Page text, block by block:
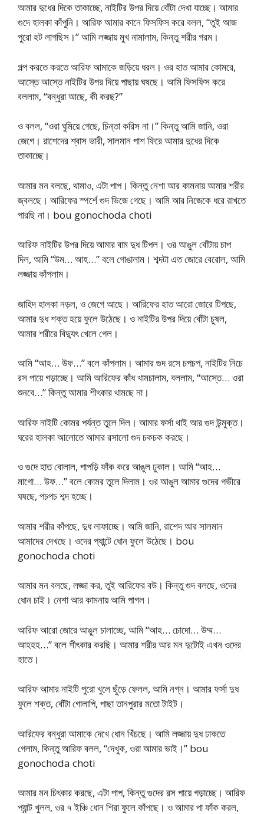
আমার দুধের দিকে তাকাচ্ছে, নাইটির উপর দিয়ে বোঁটা দেখা যাচ্ছে। আমার
গুদে হালকা কাঁপুনি। আরিফ আমার কানে ফিসফিস করে বলল, “তুই আজ
পুরো হট লাগছিস।” আমি লজ্জায় মুখ নামালাম, কিন্তু শরীর গরম।
গল্প করতে করতে আরিফ আমাকে জড়িয়ে ধরল। ওর হাত আমার কোমরে,
আস্তে আস্তে নাইটির উপর দিয়ে পাছায় ঘষছে। আমি ফিসফিস করে
বললাম, “বন্ধুরা আছে, কী করছ?”
ও বলল, “ওরা ঘুমিয়ে গেছে, চিন্তা করিস না।” কিন্তু আমি জানি, ওরা
জেগে। রাশেদের শ্বাস ভারী, সালমান পাশ ফিরে আমার দুধের দিকে
তাকাচ্ছে।
আমার মন বলছে, থামাও, এটা পাপ। কিন্তু নেশা আর কামনায় আমার শরীর
জ্বলছে। আরিফের স্পর্শে গুদ ভিজে গেছে। আমি আর নিজেকে ধরে রাখতে
পারছি না। bou gonochoda choti
আরিফ নাইটির উপর দিয়ে আমার বাম দুধ টিপল। ওর আঙুল বোঁটায় চাপ
দিল, আমি “উম… আহ…” বলে গোঙালাম। শব্দটা এত জোরে বেরোল, আমি
লজ্জায় কাঁপলাম।
জাহিদ হালকা নড়ল, ও জেগে আছে। আরিফের হাত আরো জোরে টিপছে,
আমার দুধ শক্ত হয়ে ফুলে উঠেছে। ও নাইটির উপর দিয়ে বোঁটা চুষল,
আমার শরীরে বিদ্যুৎ খেলে গেল।
আমি “আহ… উফ…” বলে কাঁপলাম। আমার গুদ রসে চপচপ, নাইটির নিচে
রস পায়ে গড়াচ্ছে। আমি আরিফের কাঁধ খামচালাম, বললাম, “আস্তে… ওরা
শুনবে…” কিন্তু আমার শীৎকার থামছে না।
আরিফ নাইটি কোমর পর্যন্ত তুলে দিল। আমার ফর্সা থাই আর গুদ উন্মুক্ত।
ঘরের হালকা আলোতে আমার রসালো গুদ চকচক করছে।
ও গুদে হাত বোলাল, পাপড়ি ফাঁক করে আঙুল ঢুকাল। আমি “আহ…
মাগো… উফ…” বলে কোমর তুলে দিলাম। ওর আঙুল আমার গুদের গভীরে
ঘষছে, পচপচ শব্দ হচ্ছে।
আমার শরীর কাঁপছে, দুধ লাফাচ্ছে। আমি জানি, রাশেদ আর সালমান
আমাদের দেখছে। ওদের প্যান্টে ধোন ফুলে উঠেছে। bou
gonochoda choti
আমার মন বলছে, লজ্জা কর, তুই আরিফের বউ। কিন্তু গুদ বলছে, ওদের
ধোন চাই। নেশা আর কামনায় আমি পাগল।
আরিফ আরো জোরে আঙুল চালাচ্ছে, আমি “আহ… চোদো… উম্ম…
আহহহ…” বলে শীৎকার করছি। আমার শরীর আর মন দুটোই এখন ওদের
হাতে।
আরিফ আমার নাইটি পুরো খুলে ছুঁড়ে ফেলল, আমি নগ্ন। আমার ফর্সা দুধ
ফুলে শক্ত, বোঁটা গোলাপি, পাছা তানপুরার মতো টাইট।
আরিফের বন্ধুরা আমাকে দেখে ধোন খিঁচছে। আমি লজ্জায় দুধ ঢাকতে
গেলাম, কিন্তু আরিফ বলল, “দেখুক, ওরা আমার ভাই।” bou
gonochoda choti
আমার মন চিৎকার করছে, এটা পাপ, কিন্তু গুদের রস পায়ে গড়াচ্ছে। আরিফ
প্যান্ট খুলল, ওর ৭ ইঞ্চি ধোন শিরা ফুলে কাঁপছে। ও আমার পা ফাঁক করল,